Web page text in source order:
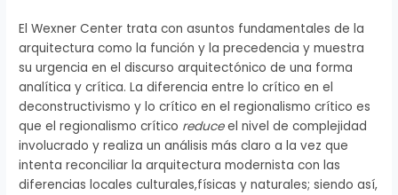
El Wexner Center trata con asuntos fundamentales de la
arquitectura como la función y la precedencia y muestra
su urgencia en el discurso arquitectónico de una forma
analítica y crítica. La diferencia entre lo crítico en el
deconstructivismo y lo crítico en el regionalismo crítico es
que el regionalismo crítico reduceel nivel de complejidad
involucrado y realiza un análisis más claro a la vez que
intenta reconciliar la arquitectura modernista con las
diferencias locales culturales,físicas y naturales; siendo así,